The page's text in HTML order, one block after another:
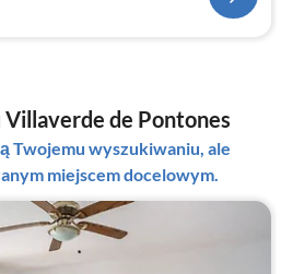
de Pontones
Twojemu wyszukiwaniu, ale
miejscem docelowym.